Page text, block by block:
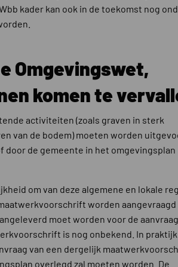
kader kan ook in de toekomst nog
Omgevingswet,
komen te
activiteiten (zoals graven in sterk
van de bodem) moeten worden
door de gemeente in het omgevingsplan
om van deze algemene en lokale
worden aangevraagd
moet worden voor de
is nog onbekend. In praktijk
van een dergelijk
overlegd zal moeten worden. De